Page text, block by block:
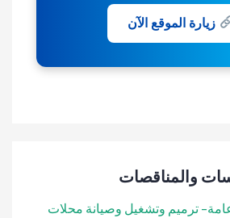
زيارة الموقع الآن
والمناقصات
ترميم وتشغيل وصيانة محلات